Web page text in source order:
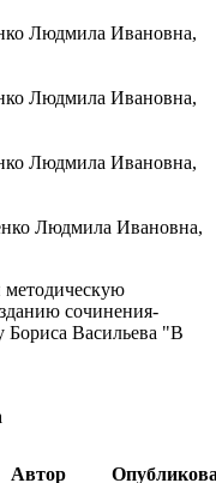
Людмила Ивановна,
Людмила Ивановна,
Людмила Ивановна,
Людмила Ивановна,
методическую
сочинения-
Бориса Васильева "В
Автор